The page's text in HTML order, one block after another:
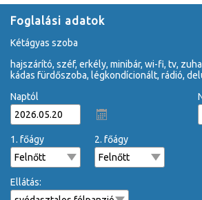
Foglalási adatok
kétágyas szoba
hajszárító, széf, erkély, minibár, wi-fi, tv,
kádas fürdőszoba, légkondícionált, rádió,
Naptól
1. főágy 2. főágy
Ellátás: